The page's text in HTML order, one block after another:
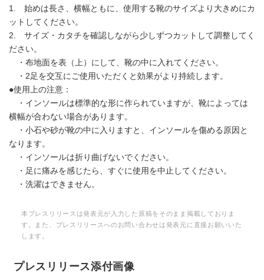
1. 始めは長さ、横幅ともに、使用する靴のサイズより大きめにカ
ットしてください。
2. サイズ・カタチを確認しながら少しずつカットして調整してく
ださい。
・布地面を表（上）にして、靴の中に入れてください。
・2足を交互にご使用いただくと効果がより持続します。
●使用上の注意：
・インソールは標準的な形に作られていますが、靴によっては
横幅が合わない場合があります。
・小石や砂が靴の中に入りますと、インソールを傷める原因と
なります。
・インソールは折り曲げないでください。
・足に痛みを感じたら、すぐに使用を中止してください。
・洗濯はできません。
本プレスリリースは発表元が入力した原稿をそのまま掲載しておりま
す。また、プレスリリースへのお問い合わせは発表元に直接お願いいた
します。
プレスリリース添付画像